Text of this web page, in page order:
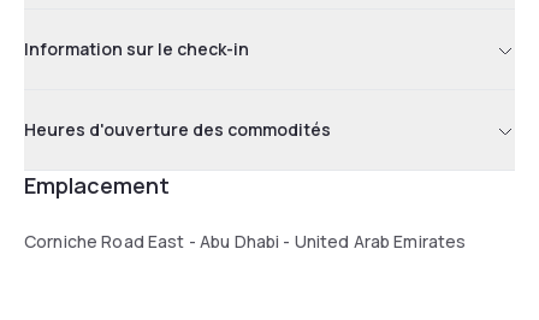
Information sur le check-in
Heures d'ouverture des commodités
Emplacement
Corniche Road East - Abu Dhabi - United Arab Emirates